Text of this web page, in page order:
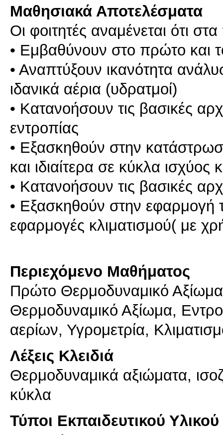
Μαθησιακά Αποτελέσματα
Οι φοιτητές αναμένεται ότι
• Εμβαθύνουν στο πρώτο και
• Αναπτύξουν ικανότητα
ιδανικά αέρια (υδρατμοί)
• Κατανοήσουν τις βασικές
εντροπίας
• Εξασκηθούν στην
και ιδιαίτερα σε κύκλα ισχύος
• Κατανοήσουν τις βασικές
• Εξασκηθούν στην εφαρμογή
εφαρμογές κλιματισμού( με
Περιεχόμενο Μαθήματος
Πρώτο Θερμοδυναμικό
Θερμοδυναμικό Αξίωμα,
αερίων, Υγρομετρία,
Λέξεις Κλειδιά
Θερμοδυναμικά αξιώματα,
κύκλα
Τύποι Εκπαιδευτικού Υλικού